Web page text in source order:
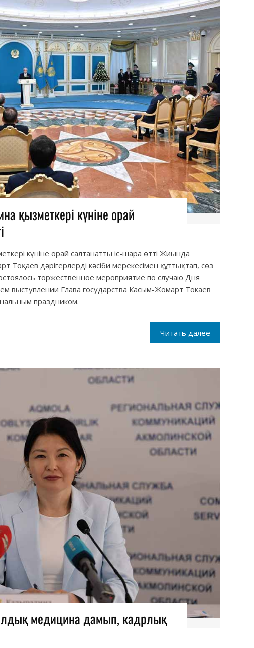
қызметкері күніне орай
күніне орай салтанатты іс-шара өтті Жиында
дәрігерлерді кәсіби мерекесімен құттықтап, сөз
торжественное мероприятие по случаю Дня
выступлении Глава государства Касым-Жомарт Токаев
праздником.
Читать далее
медицина дамып, кадрлық